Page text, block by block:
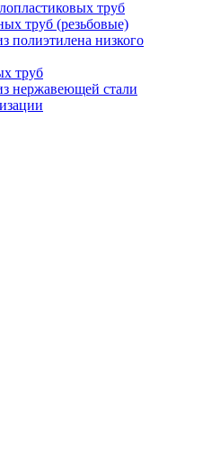
труб
труб (резьбовые)
полиэтилена низкого
труб
нержавеющей стали